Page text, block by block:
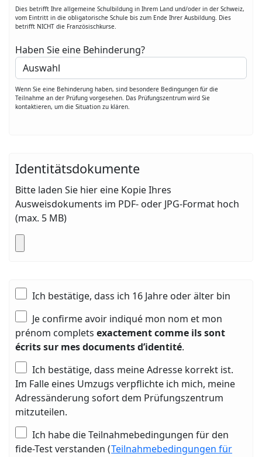
Dies betrifft Ihre allgemeine Schulbildung in Ihrem Land und/oder in der Schweiz,
vom Eintritt in die obligatorische Schule bis zum Ende Ihrer Ausbildung. Dies
betrifft NICHT die Französischkurse.
Haben Sie eine Behinderung?
Wenn Sie eine Behinderung haben, sind besondere Bedingungen für die
Teilnahme an der Prüfung vorgesehen. Das Prüfungszentrum wird Sie
kontaktieren, um die Situation zu klären.
Identitätsdokumente
Bitte laden Sie hier eine Kopie Ihres
Ausweisdokuments im PDF- oder JPG-Format hoch
(max. 5 MB)
Ich bestätige, dass ich 16 Jahre oder älter bin
Je confirme avoir indiqué mon nom et mon
prénom complets exactement comme ils sont
écrits sur mes documents d’identité.
Ich bestätige, dass meine Adresse korrekt ist.
Im Falle eines Umzugs verpflichte ich mich, meine
Adressänderung sofort dem Prüfungszentrum
mitzuteilen.
Ich habe die Teilnahmebedingungen für den
fide-Test verstanden (Teilnahmebedingungen für